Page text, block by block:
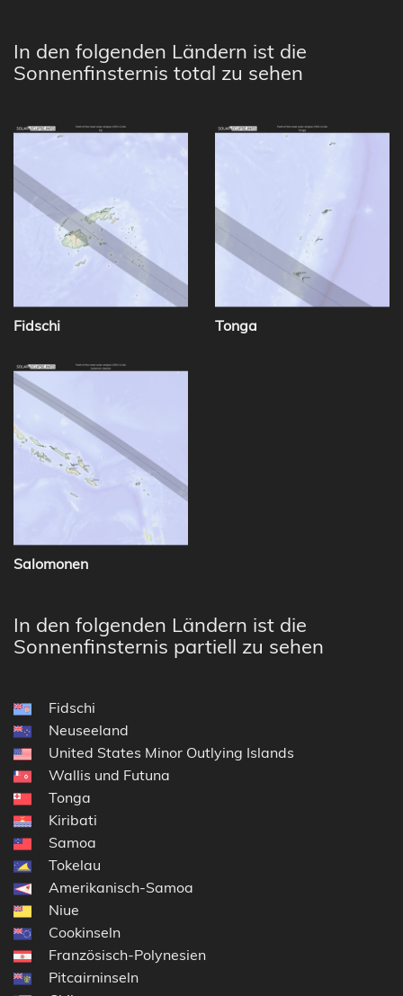
In den folgenden Ländern ist die
Sonnenfinsternis total zu sehen
Fidschi Tonga
Salomonen
In den folgenden Ländern ist die
Sonnenfinsternis partiell zu sehen
Fidschi
Neuseeland
United States Minor Outlying Islands
Wallis und Futuna
Tonga
Kiribati
Samoa
Tokelau
Amerikanisch-Samoa
Niue
Cookinseln
Französisch-Polynesien
Pitcairninseln